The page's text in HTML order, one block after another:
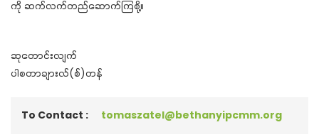
ကို ဆက်လက်တည်ဆောက်ကြစို့။
ဆုတောင်းလျက်
ပါစတာချားလ်(စ်)တန်
To Contact : tomaszatel@bethanyipcmm.org